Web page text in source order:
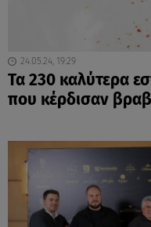
24.05.24, 19:29
Τα 230 καλύτερα
που κέρδισαν